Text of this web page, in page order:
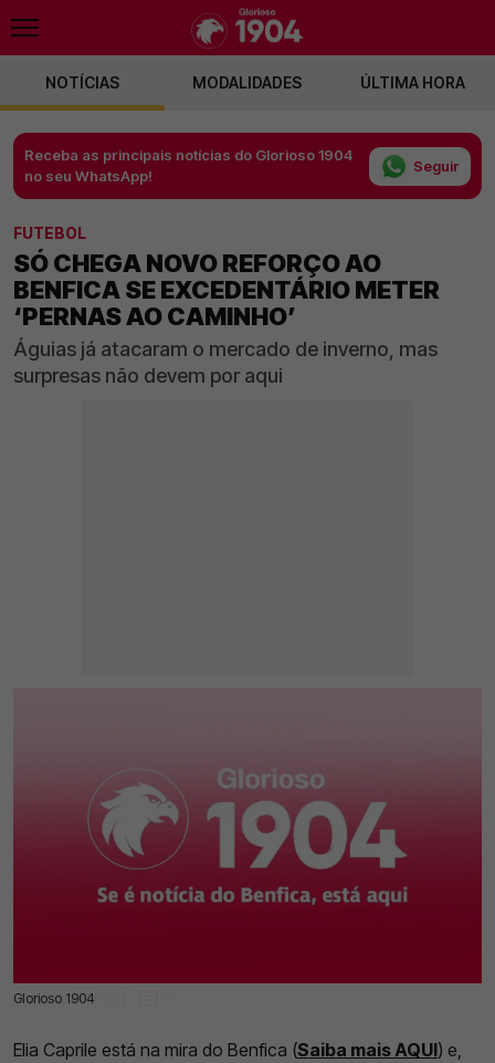
NOTÍCIAS MODALIDADES ÚLTIMA HORA
Receba as principais notícias do Glorioso 1904
no seu WhatsApp!
Seguir
FUTEBOL
SÓ CHEGA NOVO REFORÇO AO
BENFICA SE EXCEDENTÁRIO METER
‘PERNAS AO CAMINHO’
Águias já atacaram o mercado de inverno, mas
surpresas não devem por aqui
Glorioso 1904
14 Jan 2023 | 11:38 |
Elia Caprile está na mira do Benfica (Saiba mais AQUI) e,